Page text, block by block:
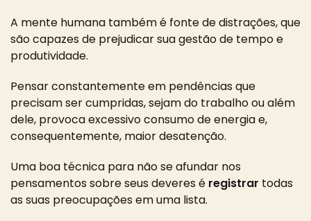
A mente humana também é fonte de distrações, que
são capazes de prejudicar sua gestão de tempo e
produtividade.
Pensar constantemente em pendências que
precisam ser cumpridas, sejam do trabalho ou além
dele, provoca excessivoconsumo de energiae,
consequentemente, maior desatenção.
Uma boa técnica para não se afundar nos
pensamentos sobre seus deveres é registrar todas
as suas preocupações em uma lista.